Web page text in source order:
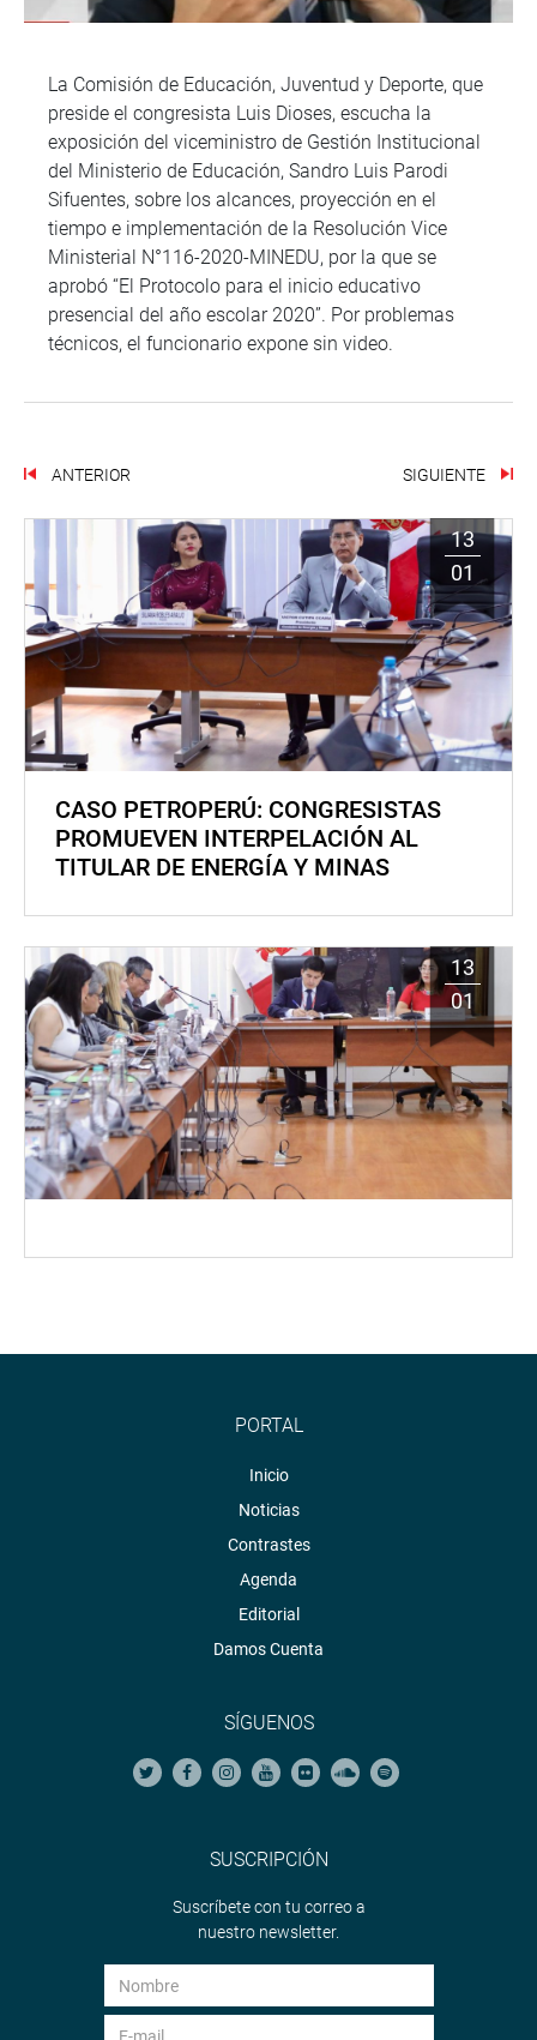
La Comisión de Educación, Juventud y Deporte, que
preside el congresista Luis Dioses, escucha la
exposición del viceministro de Gestión Institucional
del Ministerio de Educación, Sandro Luis Parodi
Sifuentes, sobre los alcances, proyección en el
tiempo e implementación de la Resolución Vice
Ministerial N°116-2020-MINEDU, por la que se
aprobó “El Protocolo para el inicio educativo
presencial del año escolar 2020”. Por problemas
técnicos, el funcionario expone sin video.
ANTERIOR SIGUIENTE
13
01
CASO PETROPERÚ: CONGRESISTAS
PROMUEVEN INTERPELACIÓN AL
TITULAR DE ENERGÍA Y MINAS
13
01
PORTAL
Inicio
Noticias
Contrastes
Agenda
Editorial
Damos Cuenta
SÍGUENOS
SUSCRIPCIÓN
Suscríbete con tu correo a
nuestro newsletter.